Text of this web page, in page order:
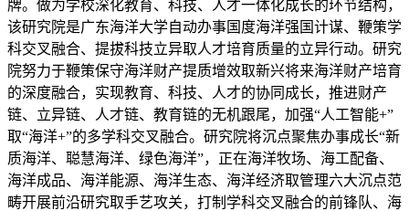
牌。做为学校深化教育、科技、人才一体化成长的环节结构，
该研究院是广东海洋大学自动办事国度海洋强国计谋、鞭策学
科交叉融合、提拔科技立异取人才培育质量的立异行动。研究
院努力于鞭策保守海洋财产提质增效取新兴将来海洋财产培育
的深度融合，实现教育、科技、人才的协同成长，推进财产
链、立异链、人才链、教育链的无机跟尾，加强“人工智能+”
取“海洋+”的多学科交叉融合。研究院将沉点聚焦办事成长“新
质海洋、聪慧海洋、绿色海洋”，正在海洋牧场、海工配备、
海洋成品、海洋能源、海洋生态、海洋经济取管理六大沉点范
畴开展前沿研究取手艺攻关，打制学科交叉融合的前锋队、海